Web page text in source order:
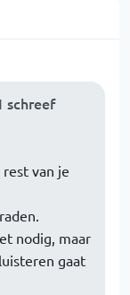
schreef
van je
nodig, maar
gaat